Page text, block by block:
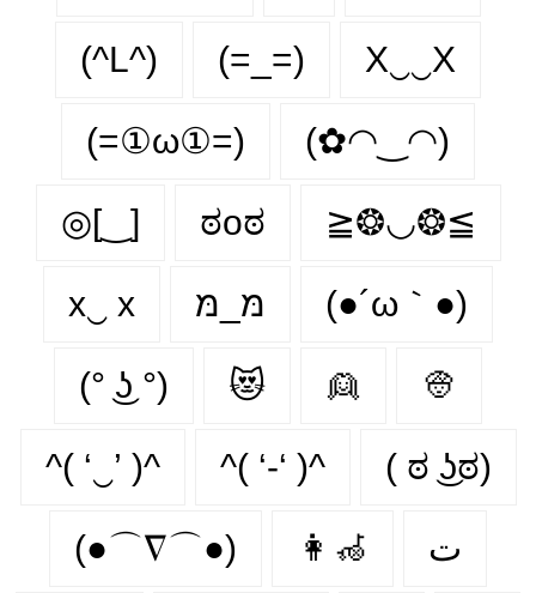
(^L^) (=_=) X‿‿X
(=①ω①=) (✿◠‿◠)
◎[‿] ಠoಠ ≧❂◡❂≦
x‿ х מּ_מּ (●´ω｀●)
(° ͜ʖ °) 😻 👱 👳
^( ‘‿’ )^ ^( ‘-‘ )^ ( ಠ ͜ʖಠ)
(●⌒∇⌒●) 👩‍🦽‍ ت